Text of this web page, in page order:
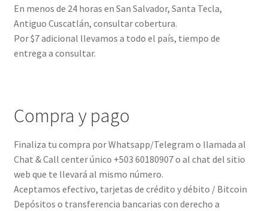
En menos de 24 horas en San Salvador, Santa Tecla,
Antiguo Cuscatlán, consultar cobertura.
Por $7 adicional llevamos a todo el país, tiempo de
entrega a consultar.
Compra y pago
Finaliza tu compra por Whatsapp/Telegram o llamada al
Chat & Call center único +503 60180907 o al chat del sitio
web que te llevará al mismo número.
Aceptamos efectivo, tarjetas de crédito y débito / Bitcoin
Depósitos o transferencia bancarias con derecho a